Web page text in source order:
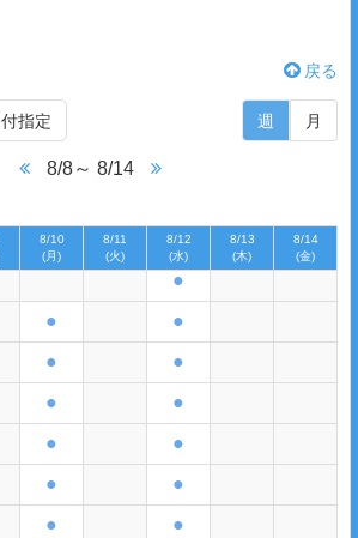
戻る
指定
8/8～ 8/14
週 月
8/10
(月)
8/11
(火)
8/12
(水)
8/13
(木)
8/14
(金)
●
●
● ●
● ●
● ●
● ●
● ●
● ●